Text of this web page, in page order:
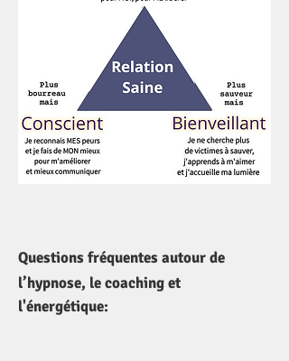
Questions fréquentes autour de
l’hypnose, le coaching et
l'énergétique: